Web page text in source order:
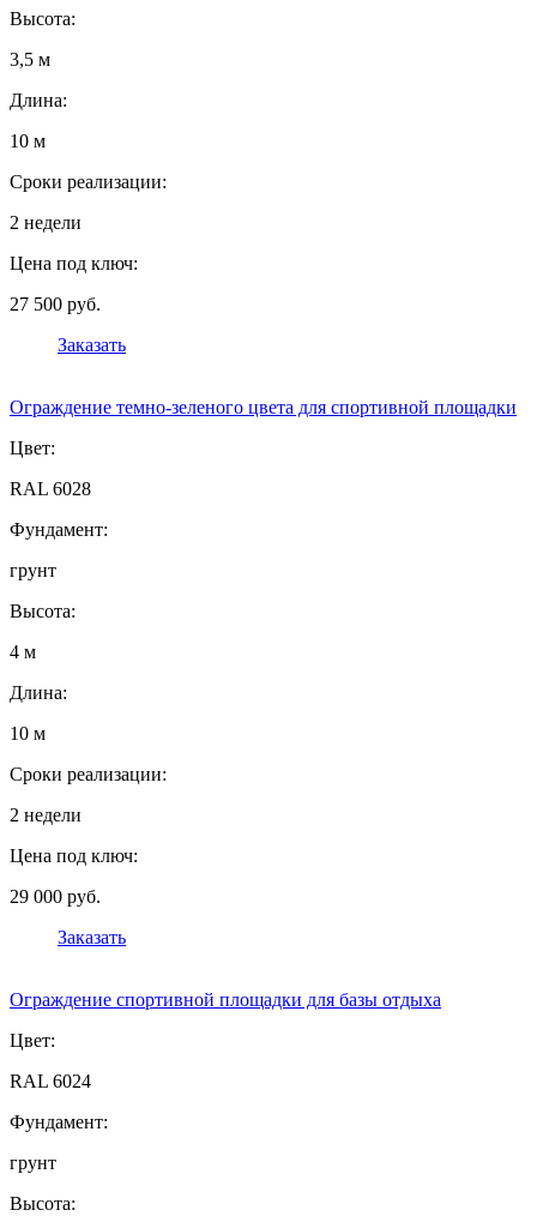
Высота:
3,5 м
Длина:
10 м
Сроки реализации:
2 недели
Цена под ключ:
27 500 руб.
Заказать
Ограждение темно-зеленого цвета для спортивной площадки
Цвет:
RAL 6028
Фундамент:
грунт
Высота:
4 м
Длина:
10 м
Сроки реализации:
2 недели
Цена под ключ:
29 000 руб.
Заказать
Ограждение спортивной площадки для базы отдыха
Цвет:
RAL 6024
Фундамент:
грунт
Высота: